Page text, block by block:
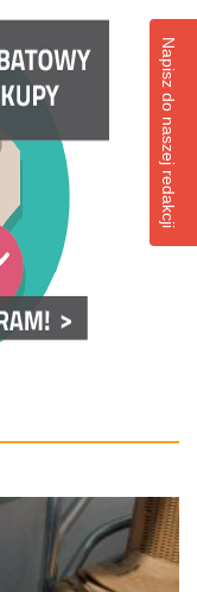
Napisz do naszej redakcji